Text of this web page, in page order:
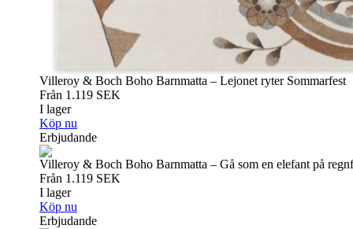
Villeroy & Boch Boho Barnmatta – Lejonet ryter Sommarfest
Från 1.119 SEK
I lager
Köp nu
Erbjudande
Villeroy & Boch Boho Barnmatta – Gå som en elefant på
Från 1.119 SEK
I lager
Köp nu
Erbjudande